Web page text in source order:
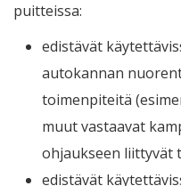
puitteissa:
edistävät
autokannan
toimenpiteitä
muut vastaavat
ohjaukseen liittyvät
edistävät